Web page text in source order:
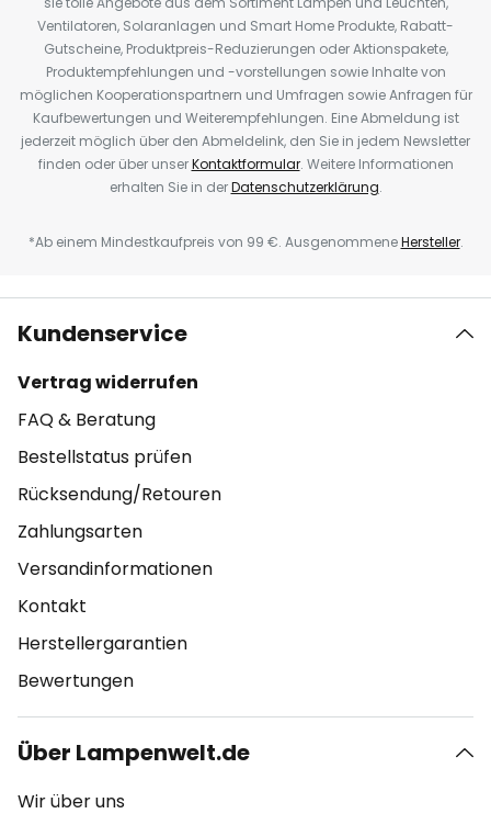
Ventilatoren, Solaranlagen und Smart Home Produkte, Rabatt-
Gutscheine, Produktpreis-Reduzierungen oder Aktionspakete,
Produktempfehlungen und -vorstellungen sowie Inhalte von
möglichen Kooperationspartnern und Umfragen sowie Anfragen für
Kaufbewertungen und Weiterempfehlungen. Eine Abmeldung ist
jederzeit möglich über den Abmeldelink, den Sie in jedem Newsletter
finden oder über unserKontaktformular. Weitere Informationen
erhalten Sie in derDatenschutzerklärung.
*Ab einem Mindestkaufpreis von 99 €. AusgenommeneHersteller.
Kundenservice
Vertrag widerrufen
FAQ & Beratung
Bestellstatus prüfen
Rücksendung/Retouren
Zahlungsarten
Versandinformationen
Kontakt
Herstellergarantien
Bewertungen
Über Lampenwelt.de
Wir über uns